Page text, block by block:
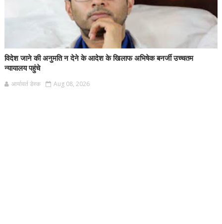
विदेश जाने की अनुमति न देने के आदेश के खिलाफ अभिषेक बनर्जी उच्चतम
न्यायालय पहुंचे
आर्यावर्त डेस्क Aug 08, 2026